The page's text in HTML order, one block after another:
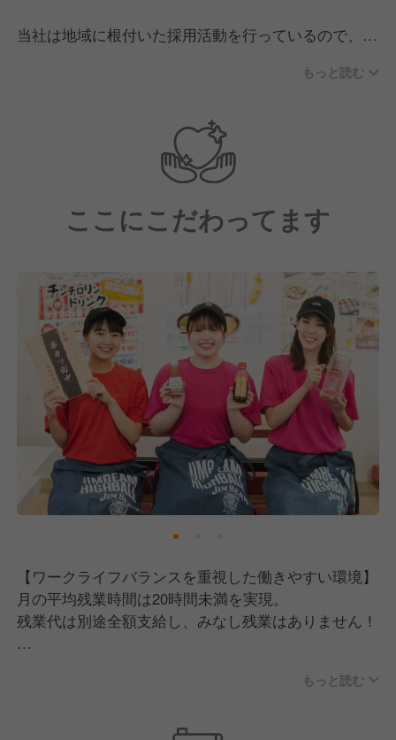
当社は地域に根付いた採用活動を行っているので、同
大型商業施設内に複数店舗が営業していることも多い
スタッフ同士で飲み会やイベントなども開催し、近隣
で働く社員同士の絆が生まれる空間！
そのため、新しい仲間をウェルカムムードで迎えてい
・コミュニケーションをとることが好きな方
・型にはまりたくない方
・仕事を通して夢を叶えたい方、自分の夢を見つけた
い方
・アイデアを活かして働きたい方
もっと読む
ここにこだわってます
【ワークライフバランスを重視した働きやすい環境】
月の平均残業時間は20時間未満を実現。
残業代は別途全額支給し、みなし残業はありません！
期間働きたい」という方にはピッタリの職場です！
もっと読む